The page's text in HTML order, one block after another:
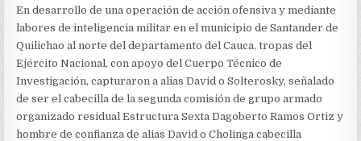
DE
SER
INTEGRANTE
DEL
GAO-
R
DAGOBERTO
RAMOS
ORTÍZ
En desarrollo de una operación de acción ofensiva y mediante
labores de inteligencia militar en el municipio de Santander de
Quilichao al norte del departamento del Cauca, tropas del
Ejército Nacional, con apoyo del Cuerpo Técnico de
Investigación, capturaron a alias David o Solterosky, señalado
de ser el cabecilla de la segunda comisión de grupo armado
organizado residual Estructura Sexta Dagoberto Ramos Ortiz y
hombre de confianza de alias David o Cholinga cabecilla